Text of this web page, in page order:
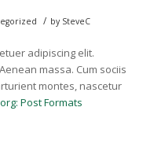
/ by SteveC
adipiscing elit.
massa. Cum sociis
montes, nascetur
Post Formats